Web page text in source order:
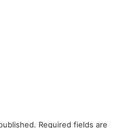
Required fields are